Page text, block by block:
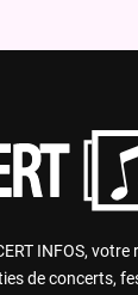
INFOS,
de concerts,